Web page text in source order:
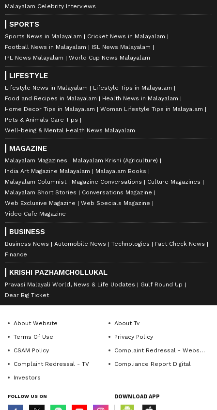
Malayalam Celebrity Interviews
SPORTS
Sports News in Malayalam
Cricket News in Malayalam
Football News in Malayalam
ISL News Malayalam
IPL News Malayalam
World Cup News Malayalam
LIFESTYLE
Lifestyle News in Malayalam
Lifestyle Tips in Malayalam
Food and Recipes in Malayalam
Health News in Malayalam
Home Decor Tips in Malayalam
Woman Lifestyle Tips in Malayalam
Pets & Animals Care Tips
Well-being & Mental Health News Malayalam
MAGAZINE
Malayalam Magazines
Malayalam Krishi (Agriculture)
India Art Magazine Malayalam
Malayalam Books
Malayalam Columnist
Magazine Conversations
Culture Magazines
Malayalam Short Stories
Conversations Magazine
Web Exclusive Magazine
Web Specials Magazine
Video Cafe Magazine
BUSINESS
Business News Automobile News Technologies
Fact Check News
Finance
KRISHI PAZHAMCHOLLUKAL
Pravasi Malayali World, News & Life Updates
Gulf Round Up
Dear Big Ticket
About Website
About Tv
Terms Of Use
Privacy Policy
CSAM Policy
Complaint Redressal - Website
Complaint Redressal - TV
Compliance Report Digital
Investors
FOLLOW US ON DOWNLOAD APP